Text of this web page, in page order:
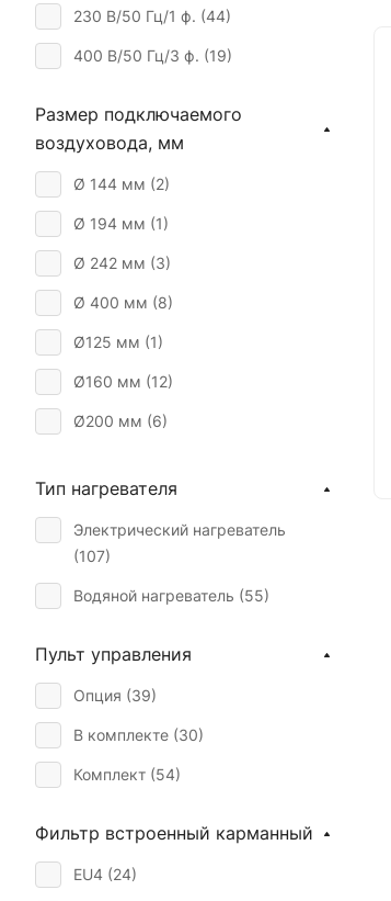
230 В/50 Гц/1 ф. (44)
400 В/50 Гц/3 ф. (19)
Размер подключаемого
воздуховода, мм
Ø 144 мм (2)
Ø 194 мм (1)
Ø 242 мм (3)
Ø 400 мм (8)
Ø125 мм (1)
Ø160 мм (12)
Ø200 мм (6)
Ø315 мм (4)
Ø315мм (2)
Ø 250 мм (18)
Ø 315 мм (
Ø 160 мм (12 )
500х250 мм (8
Тип нагревателя
Электрический нагреватель
(107)
Водяной нагреватель (55)
Пульт управления
Опция (39)
В комплекте (30)
Комплект (54)
Фильтр встроенный карманный
EU4 (24)